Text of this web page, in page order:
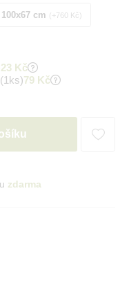
100x67 cm +760 Kč
23 Kč
(1ks)79 Kč
zdarma